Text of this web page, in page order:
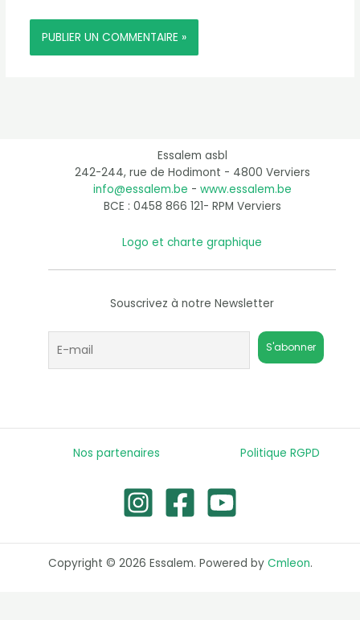
Essalem asbl
242-244, rue de Hodimont - 4800 Verviers
info@essalem.be - www.essalem.be
BCE : 0458 866 121- RPM Verviers
Logo et charte graphique
Souscrivez à notre Newsletter
Nos partenaires Politique RGPD
Copyright © 2026 Essalem. Powered by Cmleon.